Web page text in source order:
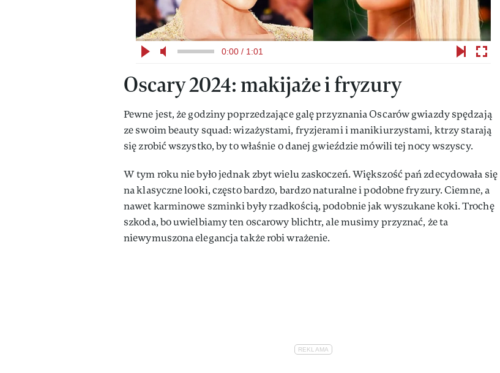
0:00 / 1:01
Oscary 2024: makijaże i fryzury
Pewne jest, że godziny poprzedzające galę przyznania Oscarów gwiazdy spędzają
ze swoim beauty squad: wizażystami, fryzjerami i manikiurzystami, ktrzy starają
się zrobić wszystko, by to właśnie o danej gwieździe mówili tej nocy wszyscy.
W tym roku nie było jednak zbyt wielu zaskoczeń. Większość pań zdecydowała się
na klasyczne looki, często bardzo, bardzo naturalne i podobne fryzury. Ciemne, a
nawet karminowe szminki były rzadkością, podobnie jak wyszukane koki. Trochę
szkoda, bo uwielbiamy ten oscarowy blichtr, ale musimy przyznać, że ta
niewymuszona elegancja także robi wrażenie.